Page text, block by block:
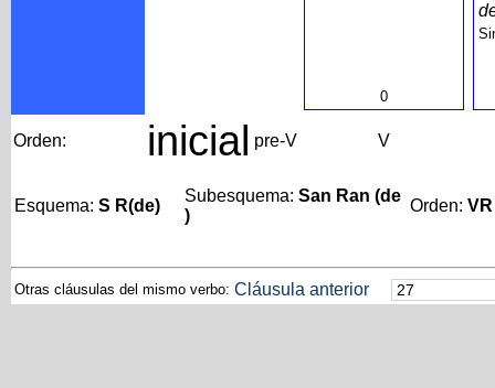
0
Orden: inicial pre-V V
Esquema: S R(de)
Subesquema: San Ran (de
)
Orden: VR
Otras cláusulas del mismo verbo: Cláusula anterior